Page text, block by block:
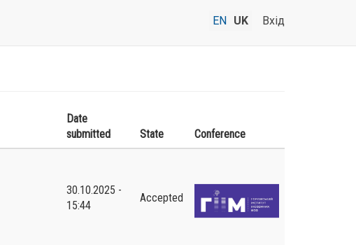
Вхід
EN UK
Date
submitted
State Conference
30.10.2025 -
15:44
Accepted